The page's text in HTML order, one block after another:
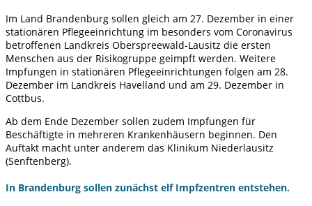
Im Land Brandenburg sollen gleich am 27. Dezember in einer
stationären Pflegeeinrichtung im besonders vom Coronavirus
betroffenen Landkreis Oberspreewald-Lausitz die ersten
Menschen aus der Risikogruppe geimpft werden. Weitere
Impfungen in stationären Pflegeeinrichtungen folgen am 28.
Dezember im Landkreis Havelland und am 29. Dezember in
Cottbus.
Ab dem Ende Dezember sollen zudem Impfungen für
Beschäftigte in mehreren Krankenhäusern beginnen. Den
Auftakt macht unter anderem das Klinikum Niederlausitz
(Senftenberg).
In Brandenburg sollen zunächst elf Impfzentren entstehen.